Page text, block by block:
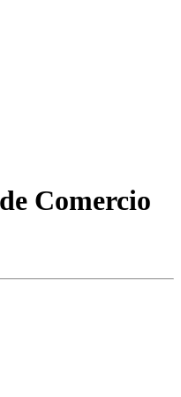
Comercio